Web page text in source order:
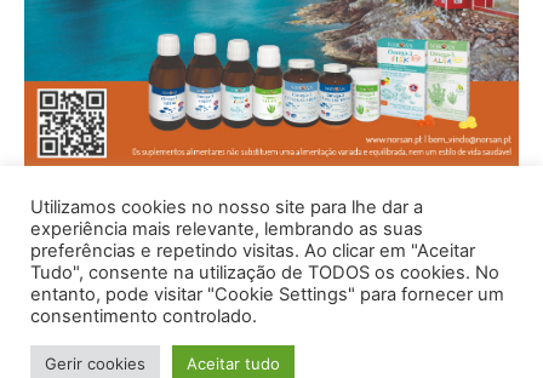
Utilizamos cookies no nosso site para lhe dar a
experiência mais relevante, lembrando as suas
preferências e repetindo visitas. Ao clicar em "Aceitar
Tudo", consente na utilização de TODOS os cookies. No
entanto, pode visitar "Cookie Settings" para fornecer um
consentimento controlado.
Gerir cookies Aceitar tudo